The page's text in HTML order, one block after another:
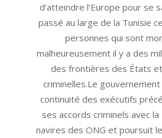
d’atteindre l’Europe pour se
passé au large de la Tunisie
personnes qui sont
malheureusement il y a des
des frontières des États
criminelles.Le gouvernement
continuité des exécutifs
ses accords criminels avec
navires des ONG et poursuit